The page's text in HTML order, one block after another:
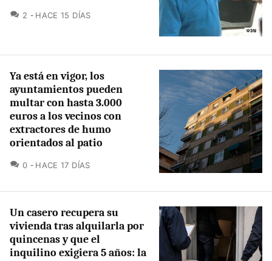
2 COMENTARIOS
HACE 15 DÍAS
Ya está en vigor, los
ayuntamientos pueden
multar con hasta 3.000
euros a los vecinos con
extractores de humo
orientados al patio
0 COMENTARIOS
HACE 17 DÍAS
Un casero recupera su
vivienda tras alquilarla por
quincenas y que el
inquilino exigiera 5 años: la